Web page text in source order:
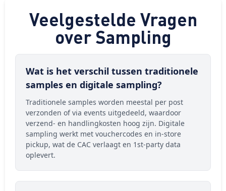
Veelgestelde Vragen
over Sampling
Wat is het verschil tussen traditionele
samples en digitale sampling?
Traditionele samples worden meestal per post
verzonden of via events uitgedeeld, waardoor
verzend- en handlingkosten hoog zijn. Digitale
sampling werkt met vouchercodes en in-store
pickup, wat de CAC verlaagt en 1st-party data
oplevert.